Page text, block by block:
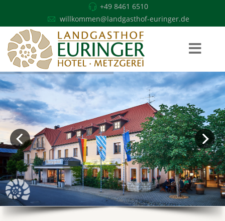
+49 8461 6510
willkommen@landgasthof-euringer.de